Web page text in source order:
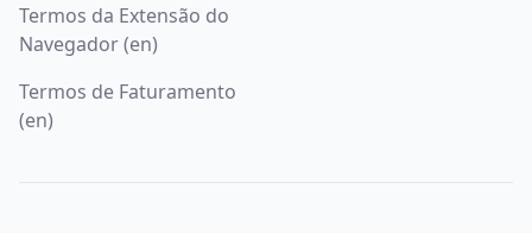
Termos da Extensão do
Navegador (en)
Termos de Faturamento
(en)